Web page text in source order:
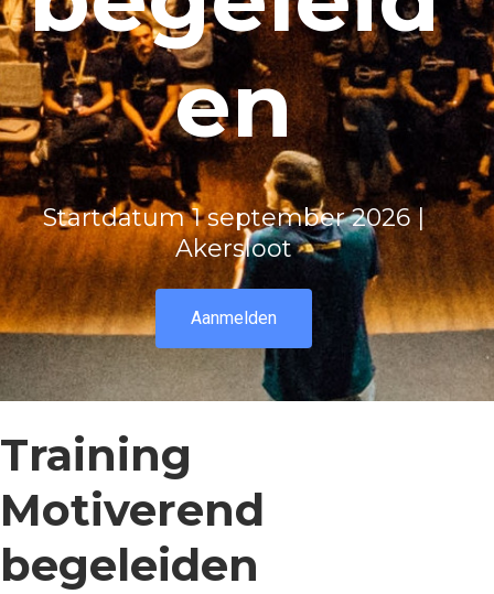
en
Startdatum 1 september 2026 |
Akersloot
Aanmelden
Training
Motiverend
begeleiden